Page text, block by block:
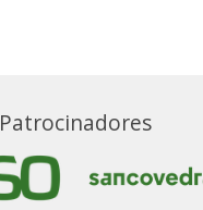
Patrocinadores